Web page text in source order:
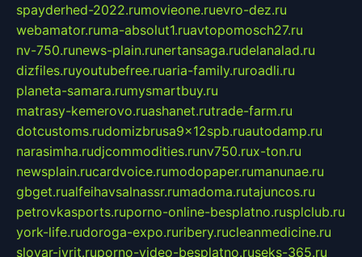
spayderhed-2022.rumovieone.ruevro-dez.ru
webamator.ruma-absolut1.ruavtopomosch27.ru
nv-750.runews-plain.runertansaga.rudelanalad.ru
dizfiles.ruyoutubefree.ruaria-family.ruroadli.ru
planeta-samara.rumysmartbuy.ru
matrasy-kemerovo.ruashanet.rutrade-farm.ru
dotcustoms.rudomizbrusa9x12spb.ruautodamp.ru
narasimha.rudjcommodities.runv750.rux-ton.ru
newsplain.rucardvoice.rumodopaper.rumanunae.ru
gbget.rualfeihavsalnassr.rumadoma.rutajuncos.ru
petrovkasports.ruporno-online-besplatno.rusplclub.ru
york-life.rudoroga-expo.ruribery.rucleanmedicine.ru
slovar-ivrit.ruporno-video-besplatno.ruseks-365.ru